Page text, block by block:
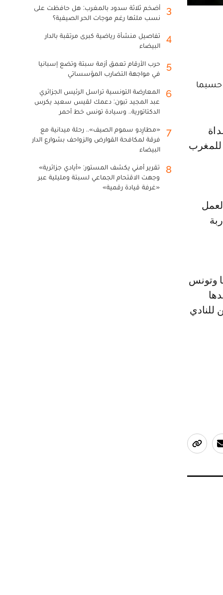
المغربية، اليوم الاثنين بمنزله، عن عمر يناهز 92 سنة، حسبما
للمغرب
وتونس
للنادي
3
أضخم ثلاثة سدود بالمغرب: هل حافظت على
نسب ملئها رغم موجات الحر الصيفية؟
4
تفاصيل منشأة رياضية كبرى مرتقبة بالدار
البيضاء
5
حرب الأرقام تعمق أزمة سبتة وتضع إسبانيا
في مواجهة التضارب المؤسساتي
6
المعارضة التونسية تراسل الرئيس الجزائري
عبد المجيد تبون: دعمك لقيس سعيد يكرس
الدكتاتورية.. وسيادة تونس خط أحمر
7
«مطارِدو سموم الصيف».. رحلة ميدانية مع
فرقة لمكافحة القوارض والزواحف بشوارع الدار
البيضاء
8
تقرير أمني يكشف المستور: «أيادي جزائرية»
وجهت الاقتحام الجماعي لسبتة ومليلية عبر
«غرفة قيادة رقمية»